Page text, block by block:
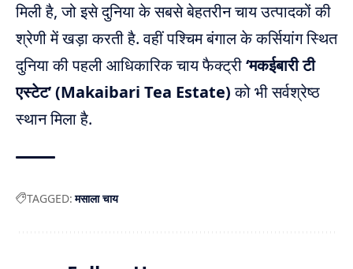
मिली है, जो इसे दुनिया के सबसे बेहतरीन चाय उत्पादकों की
श्रेणी में खड़ा करती है.वहीं पश्चिम बंगाल के कर्सियांग स्थित
दुनिया की पहली आधिकारिक चाय फैक्ट्री‘मकईबारी टी
एस्टेट’ (Makaibari Tea Estate)को भी सर्वश्रेष्ठ
स्थान मिला है.
TAGGED: मसाला चाय